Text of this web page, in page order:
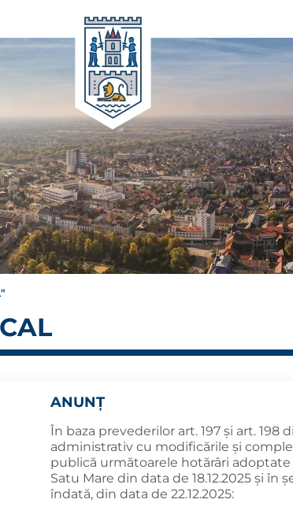
ANUNȚ
În baza prevederilor art. 197 și art. 198
administrativ cu modificările și
publică următoarele hotărâri
Satu Mare din data de 18.12.2025 și
îndată, din data de 22.12.2025: